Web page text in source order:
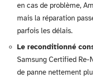
en cas de problème,
mais la réparation
parfois les délais.
Le reconditionné
Samsung Certified Re-
de panne nettement